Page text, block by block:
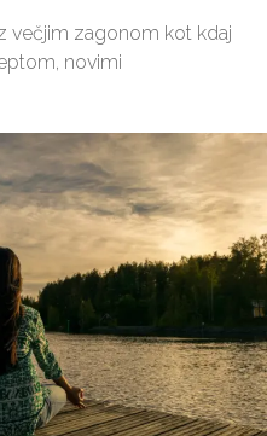
večjim zagonom kot kdaj
novimi